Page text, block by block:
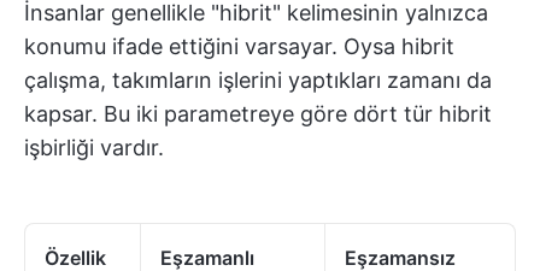
İnsanlar genellikle "hibrit" kelimesinin yalnızca
konumu ifade ettiğini varsayar. Oysa hibrit
çalışma, takımların işlerini yaptıkları zamanı da
kapsar. Bu iki parametreye göre dört tür hibrit
işbirliği vardır.
Özellik Eşzamanlı Eşzamansız